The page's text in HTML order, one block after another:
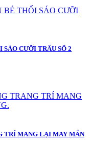
CƯỠI TRÂU SỐ 2
TRÍ MANG LẠI MAY MẮN